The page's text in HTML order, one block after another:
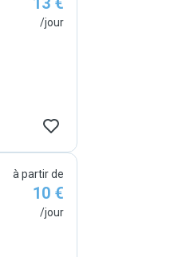
/jour
à partir de
10 €
/jour